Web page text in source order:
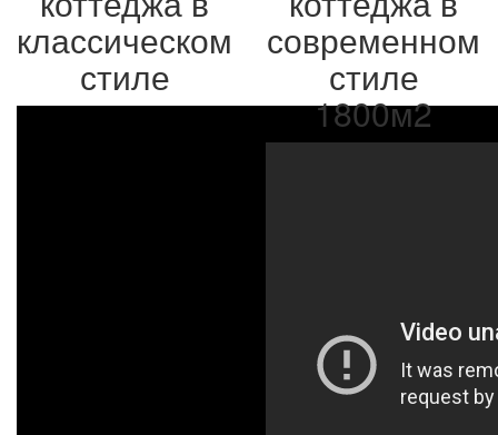
классическом
стиле
современном
стиле
1800м2